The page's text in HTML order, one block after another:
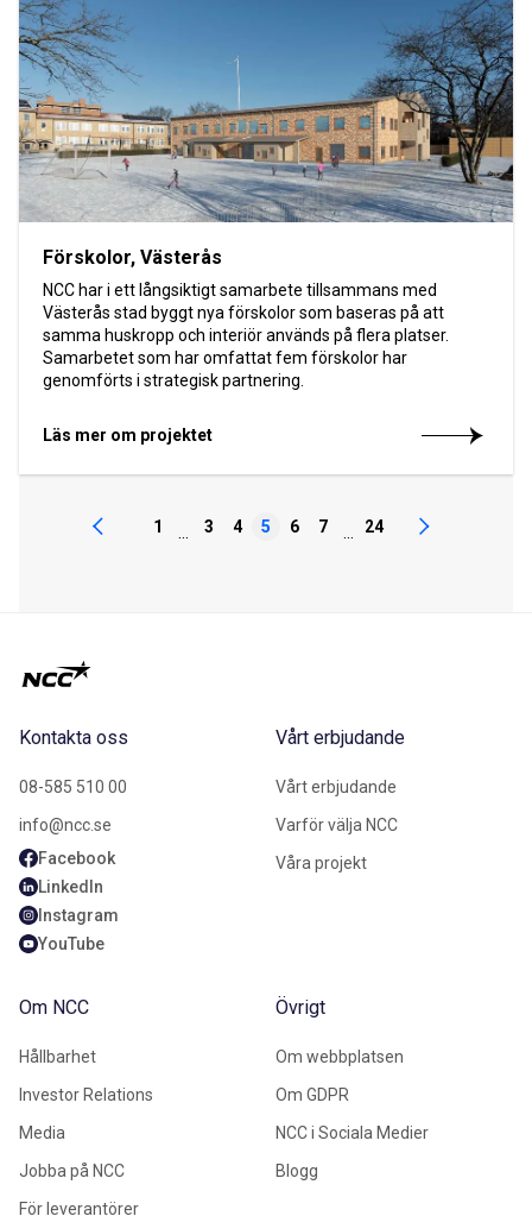
Förskolor, Västerås
NCC har i ett långsiktigt samarbete tillsammans med
Västerås stad byggt nya förskolor som baseras på att
samma huskropp och interiör används på flera platser.
Samarbetet som har omfattat fem förskolor har
genomförts i strategisk partnering.
Läs mer om projektet
1 ... 3 4 5 6 7 ... 24
Kontakta oss
08-585 510 00
info@ncc.se
Facebook
LinkedIn
Instagram
YouTube
Vårt erbjudande
Vårt erbjudande
Varför välja NCC
Våra projekt
Om NCC
Hållbarhet
Investor Relations
Media
Jobba på NCC
För leverantörer
Övrigt
Om webbplatsen
Om GDPR
NCC i Sociala Medier
Blogg